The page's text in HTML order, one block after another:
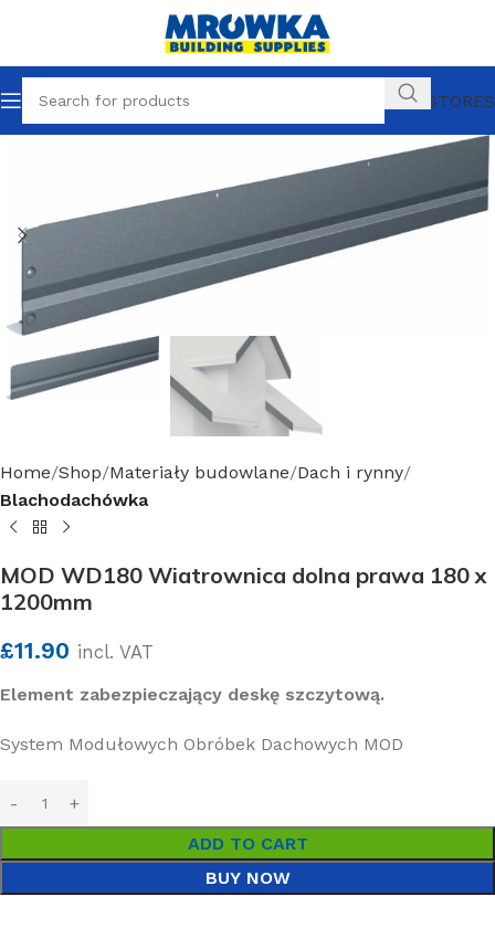
OUR STORES
Home Shop Materiały budowlane Dach i rynny
Blachodachówka
MOD WD180 Wiatrownica dolna prawa 180 x
1200mm
£11.90 incl. VAT
Element zabezpieczający deskę szczytową.
System Modułowych Obróbek Dachowych MOD
ADD TO CART
BUY NOW